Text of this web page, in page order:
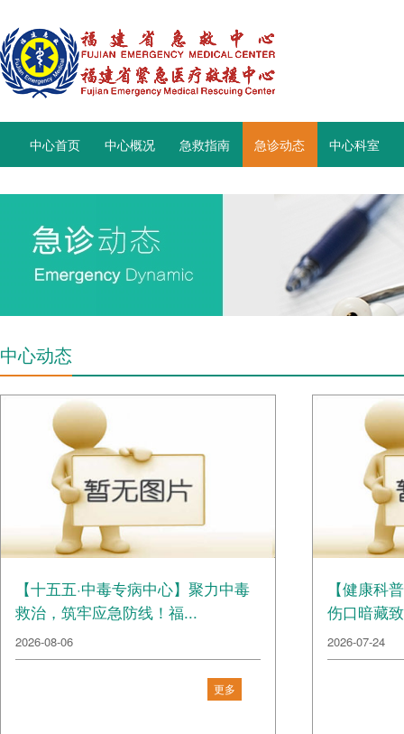
中心首页 中心概况 急救指南 急诊动态 中心科室
中心动态
【十五五·中毒专病中心】聚力中毒
救治，筑牢应急防线！福...
2026-08-06
更多
【健康科
伤口暗藏
2026-07-24